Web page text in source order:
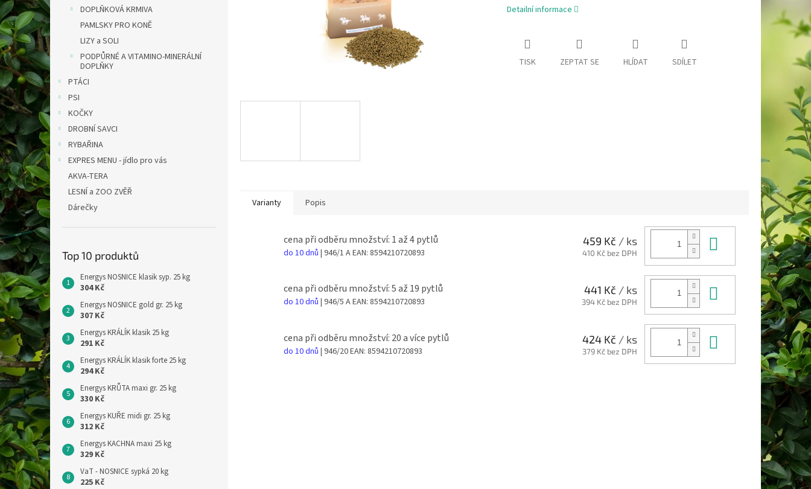
n
e
l
DOPLŇKOVÁ KRMIVA
PAMLSKY PRO KONĚ
LIZY a SOLI
PODPŮRNÉ A VITAMINO-MINERÁLNÍ
DOPLŇKY
PTÁCI
PSI
KOČKY
DROBNÍ SAVCI
RYBAŘINA
EXPRES MENU - jídlo pro vás
AKVA-TERA
LESNÍ a ZOO ZVĚŘ
Dárečky
Top 10 produktů
Energys NOSNICE klasik syp. 25 kg
304 Kč
Energys NOSNICE gold gr. 25 kg
307 Kč
Energys KRÁLÍK klasik 25 kg
291 Kč
Energys KRÁLÍK klasik forte 25 kg
294 Kč
Energys KRŮTA maxi gr. 25 kg
330 Kč
Energys KUŘE midi gr. 25 kg
312 Kč
Energys KACHNA maxi 25 kg
329 Kč
VaT - NOSNICE sypká 20 kg
225 Kč
Detailní informace
TISK ZEPTAT SE HLÍDAT SDÍLET
Varianty Popis
cena při odběru množství: 1 až 4 pytlů
do 10 dnů | 946/1 AEAN: 8594210720893
459 Kč / ks
410 Kč bez DPH
Do košíku
cena při odběru množství: 5 až 19 pytlů
do 10 dnů | 946/5 AEAN: 8594210720893
441 Kč / ks
394 Kč bez DPH
Do košíku
cena při odběru množství: 20 a více pytlů
do 10 dnů | 946/20EAN: 8594210720893
424 Kč / ks
379 Kč bez DPH
Do košíku